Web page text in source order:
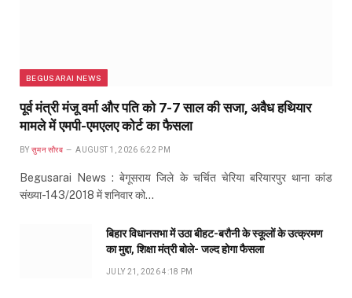
BEGUSARAI NEWS
पूर्व मंत्री मंजू वर्मा और पति को 7-7 साल की सजा, अवैध हथियार
मामले में एमपी-एमएलए कोर्ट का फैसला
BY सुमन सौरब AUGUST 1, 2026 6:22 PM
Begusarai News : बेगूसराय जिले के चर्चित चेरिया बरियारपुर थाना कांड
संख्या-143/2018 में शनिवार को…
बिहार विधानसभा में उठा बीहट-बरौनी के स्कूलों के उत्क्रमण
का मुद्दा, शिक्षा मंत्री बोले- जल्द होगा फैसला
JULY 21, 2026 4:18 PM